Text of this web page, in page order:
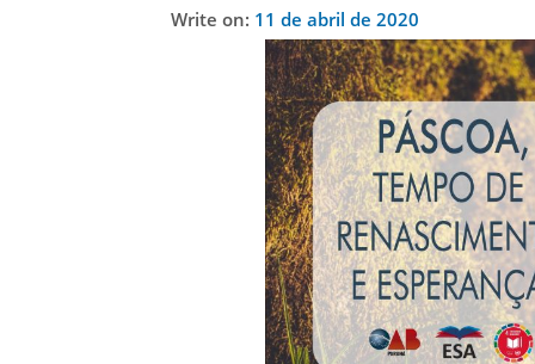
Write on: 11 de abril de 2020